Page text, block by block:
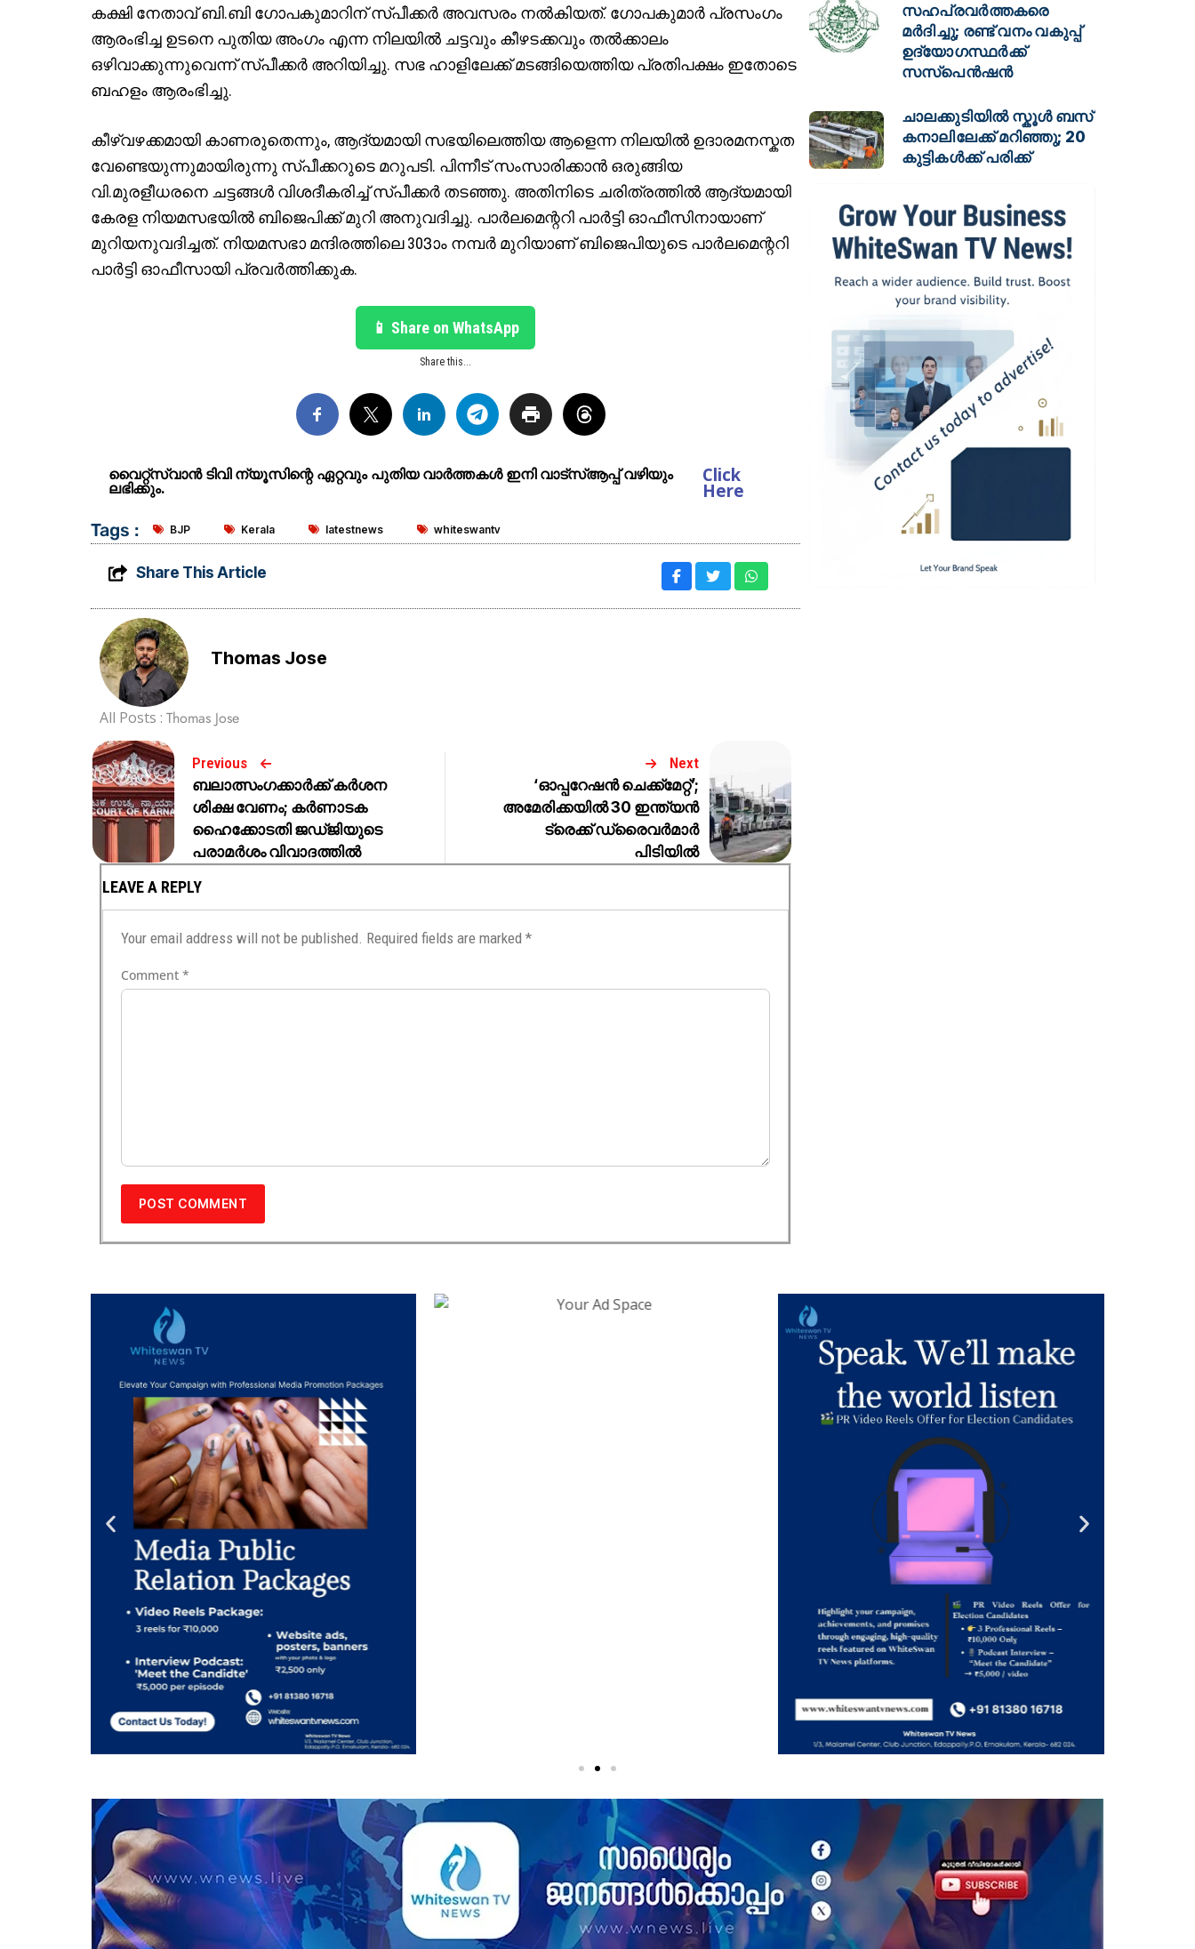
കക്ഷി നേതാവ് ബി.ബി ഗോപകുമാറിന് സ്പീക്കർ അവസരം നൽകിയത്. ഗോപകുമാർ പ്രസംഗം
ആരംഭിച്ച ഉടനെ പുതിയ അംഗം എന്ന നിലയിൽ ചട്ടവും കീഴടക്കവും തൽക്കാലം
ഒഴിവാക്കുന്നുവെന്ന് സ്പീക്കർ അറിയിച്ചു. സഭ ഹാളിലേക്ക് മടങ്ങിയെത്തിയ പ്രതിപക്ഷം ഇതോടെ
ബഹളം ആരംഭിച്ചു.
കീഴ്വഴക്കമായി കാണരുതെന്നും, ആദ്യമായി സഭയിലെത്തിയ ആളെന്ന നിലയിൽ ഉദാരമനസ്കത
വേണ്ടെയുന്നുമായിരുന്നു സ്പീക്കറുടെ മറുപടി. പിന്നീട് സംസാരിക്കാൻ ഒരുങ്ങിയ
വി.മുരളീധരനെ ചട്ടങ്ങൾ വിശദീകരിച്ച് സ്പീക്കർ തടഞ്ഞു. അതിനിടെ ചരിത്രത്തിൽ ആദ്യമായി
കേരള നിയമസഭയിൽ ബിജെപിക്ക് മുറി അനുവദിച്ചു. പാർലമെന്ററി പാർട്ടി ഓഫീസിനായാണ്
മുറിയനുവദിച്ചത്. നിയമസഭാ മന്ദിരത്തിലെ 303ാം നമ്പർ മുറിയാണ് ബിജെപിയുടെ പാർലമെന്ററി
പാർട്ടി ഓഫീസായി പ്രവർത്തിക്കുക.
📱 Share on WhatsApp
Share this...
വൈറ്റ്സ്വാൻ ടിവി ന്യൂസിന്റെ ഏറ്റവും പുതിയ വാർത്തകൾ ഇനി വാട്സ്ആപ്പ് വഴിയും
ലഭിക്കും.
Click
Here
Tags : BJP Kerala latestnews whiteswantv
Share This Article
Thomas Jose
All Posts : Thomas Jose
Previous
ബലാത്സംഗക്കാർക്ക് കർശന
ശിക്ഷ വേണം; കർണാടക
ഹൈക്കോടതി ജഡ്ജിയുടെ
പരാമർശം വിവാദത്തിൽ
Next
‘ഓപ്പറേഷൻ ചെക്ക്മേറ്റ്’;
അമേരിക്കയിൽ 30 ഇന്ത്യൻ
ട്രെക്ക് ഡ്രൈവർമാർ
പിടിയിൽ
LEAVE A REPLY
Your email address will not be published. Required fields are marked *
Comment *
സഹപ്രവർത്തകരെ
മർദിച്ചു; രണ്ട് വനം വകുപ്പ്
ഉദ്യോഗസ്ഥർക്ക്
സസ്പെൻഷൻ
ചാലക്കുടിയിൽ സ്കൂൾ ബസ്
കനാലിലേക്ക് മറിഞ്ഞു; 20
കുട്ടികൾക്ക് പരിക്ക്